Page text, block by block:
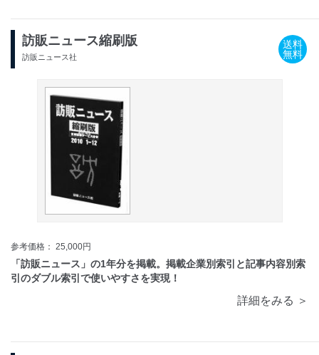
訪販ニュース縮刷版
訪販ニュース社
送料
無料
参考価格： 25,000円
「訪販ニュース」の1年分を掲載。掲載企業別索引と記事内容別索
引のダブル索引で使いやすさを実現！
詳細をみる ＞